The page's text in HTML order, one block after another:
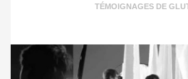
TÉMOIGNAGES DE